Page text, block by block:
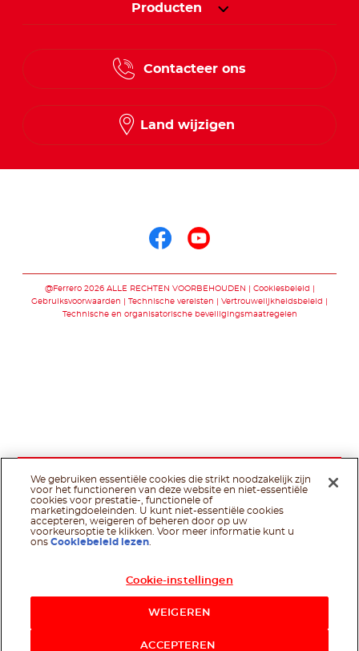
Producten
Contacteer ons
Land wijzigen
@Ferrero 2026 ALLE RECHTEN VOORBEHOUDEN
Cookiesbeleid
Gebruiksvoorwaarden
Technische vereisten
Vertrouwelijkheidsbeleid
Technische en organisatorische beveiligingsmaatregelen
We gebruiken essentiële cookies die strikt noodzakelijk zijn
voor het functioneren van deze website en niet-essentiële
cookies voor prestatie-, functionele of
marketingdoeleinden. U kunt niet-essentiële cookies
accepteren, weigeren of beheren door op uw
voorkeursoptie te klikken. Voor meer informatie kunt u
onsCookiebeleid lezen
Cookie-instellingen
WEIGEREN
ACCEPTEREN